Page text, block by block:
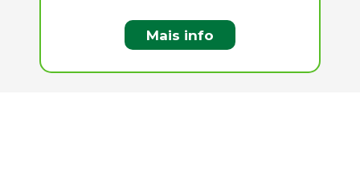
Mais info